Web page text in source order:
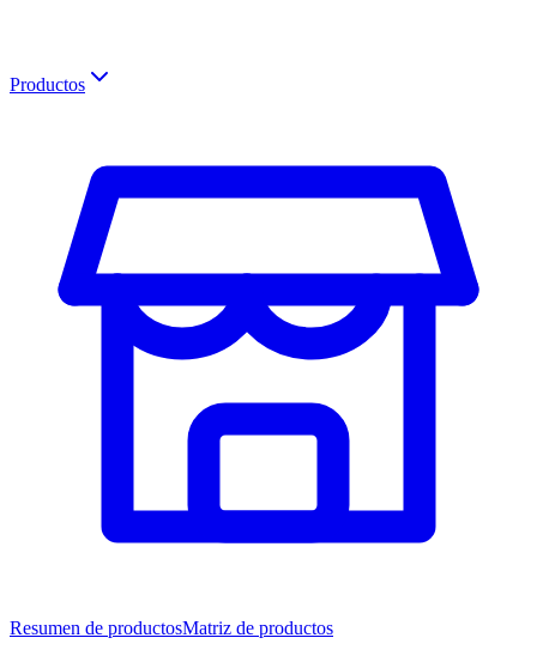
Productos
Resumen de productosMatriz de productos